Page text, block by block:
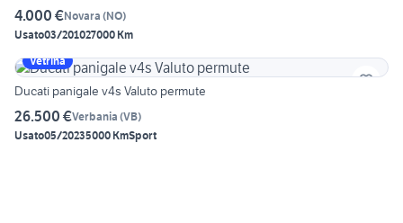
4.000 €Novara (NO)
Usato03/201027000 Km
Vetrina
Ducati panigale v4s Valuto permute
26.500 €Verbania (VB)
Usato05/20235000 KmSport